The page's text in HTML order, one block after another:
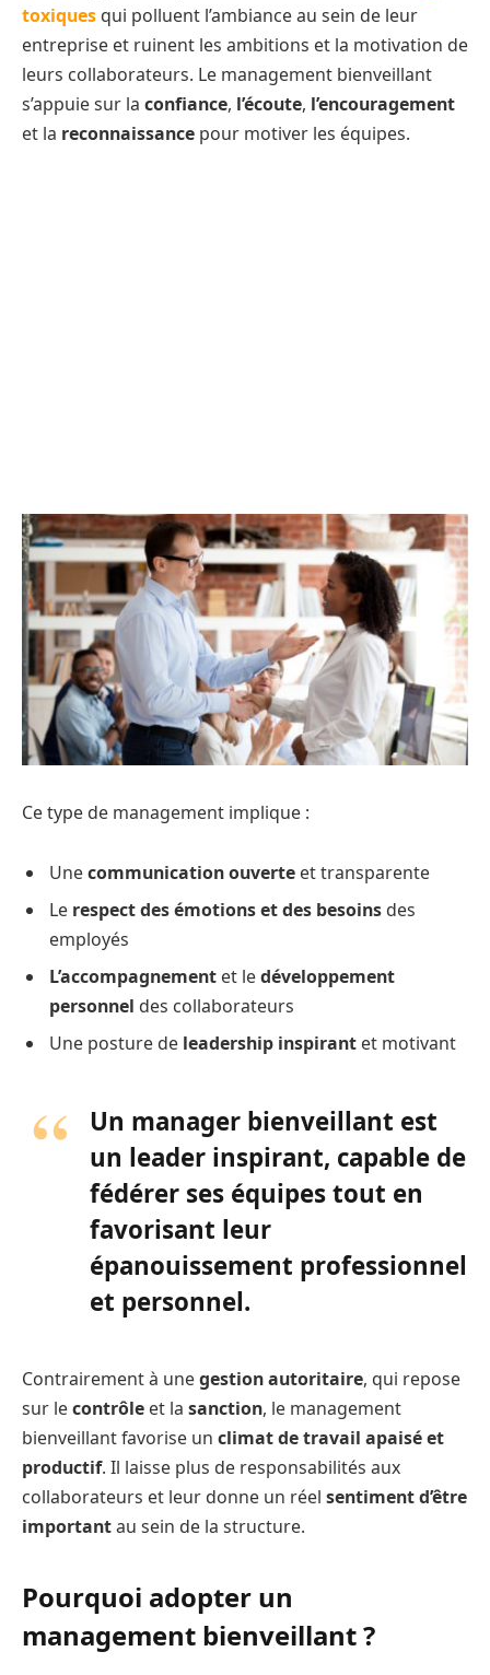
toxiques qui polluent l’ambiance au sein de leur
entreprise et ruinent les ambitions et la motivation de
leurs collaborateurs. Le management bienveillant
s’appuie sur la confiance, l’écoute, l’encouragement
et la reconnaissance pour motiver les équipes.
Ce type de management implique :
Unecommunication ouverte et transparente
Le respect des émotions et des besoins des
employés
L’accompagnement et ledéveloppement
personnel des collaborateurs
Une posture de leadership inspirant et motivant
Un manager bienveillant est
un leader inspirant, capable de
fédérer ses équipes tout en
favorisant leur
épanouissement professionnel
et personnel.
Contrairement à unegestion autoritaire, qui repose
sur lecontrôle et la sanction, le management
bienveillant favorise un climat de travail apaisé et
productif. Il laisse plus de responsabilités aux
collaborateurs et leur donne un réel sentiment d’être
importantau sein de la structure.
Pourquoi adopter un
management bienveillant ?